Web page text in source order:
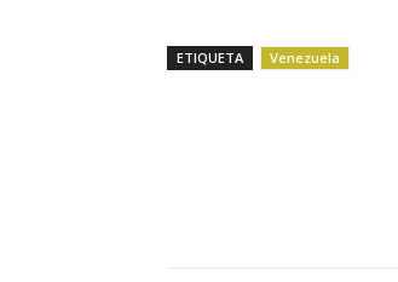
ETIQUETA Venezuela